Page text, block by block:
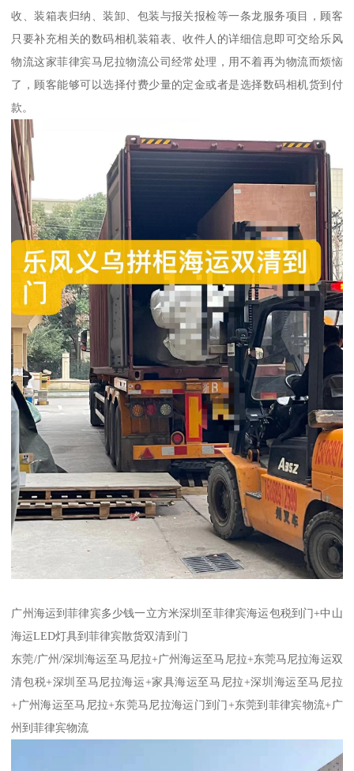
收、装箱表归纳、装卸、包装与报关报检等一条龙服务项目，顾客
只要补充相关的数码相机装箱表、收件人的详细信息即可交给乐风
物流这家菲律宾马尼拉物流公司经常处理，用不着再为物流而烦恼
了，顾客能够可以选择付费少量的定金或者是选择数码相机货到付
款。
广州海运到菲律宾多少钱一立方米深圳至菲律宾海运包税到门+中山
海运LED灯具到菲律宾散货双清到门
东莞/广州/深圳海运至马尼拉+广州海运至马尼拉+东莞马尼拉海运双
清包税+深圳至马尼拉海运+家具海运至马尼拉+深圳海运至马尼拉
+广州海运至马尼拉+东莞马尼拉海运门到门+东莞到菲律宾物流+广
州到菲律宾物流